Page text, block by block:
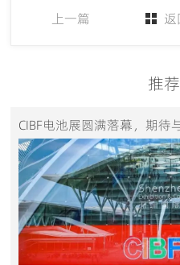
上一篇
推
CIBF电池展圆满落幕，期待